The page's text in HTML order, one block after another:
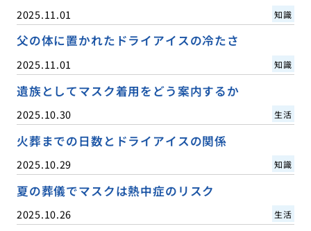
2025.11.01 知識
父の体に置かれたドライアイスの冷たさ
2025.11.01 知識
遺族としてマスク着用をどう案内するか
2025.10.30 生活
火葬までの日数とドライアイスの関係
2025.10.29 知識
夏の葬儀でマスクは熱中症のリスク
2025.10.26 生活